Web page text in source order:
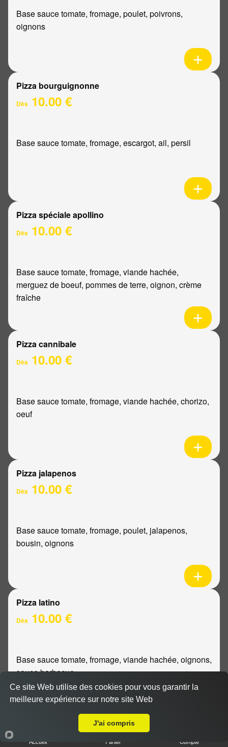
Base sauce tomate, fromage, poulet, poivrons,
oignons
Pizza bourguignonne
Dès 10.00 €
Base sauce tomate, fromage, escargot, ail, persil
Pizza spéciale apollino
Dès 10.00 €
Base sauce tomate, fromage, viande hachée,
merguez de boeuf, pommes de terre, oignon, crème
fraîche
Pizza cannibale
Dès 10.00 €
Base sauce tomate, fromage, viande hachée, chorizo,
oeuf
Pizza jalapenos
Dès 10.00 €
Base sauce tomate, fromage, poulet, jalapenos,
bousin, oignons
Pizza latino
Dès 10.00 €
Base sauce tomate, fromage, viande hachée, oignons,
sauce barbecue
Accueil Panier Compte
Ce site Web utilise des cookies pour vous garantir la
meilleure expérience sur notre site Web
J'ai compris